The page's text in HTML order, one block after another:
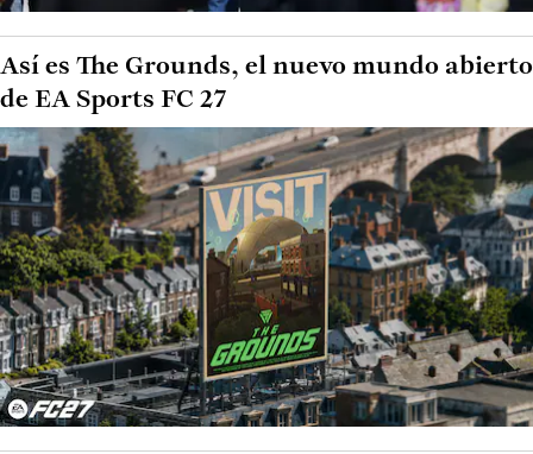
Así es The Grounds, el nuevo mundo abierto
de EA Sports FC 27